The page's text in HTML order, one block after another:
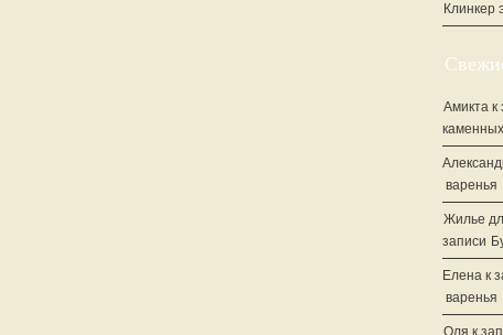
Клинкер
Амикта к
варенья
Жилье
записи
Елена к
варенья
Оля к